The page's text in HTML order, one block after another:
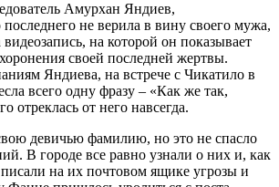
Амурхан Яндиев,
не верила в вину своего мужа,
на которой он показывает
своей последней жертвы.
Яндиева, на встрече с Чикатило в
всего одну фразу – «Как же так,
отреклась от него навсегда.
девичью фамилию, но это не спасло
В городе все равно узнали о них и, как
на их почтовом ящике угрозы и